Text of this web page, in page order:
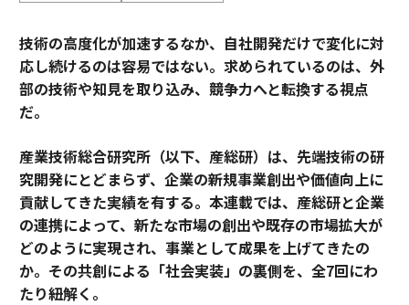
技術の高度化が加速するなか、自社開発だけで変化に対
応し続けるのは容易ではない。求められているのは、外
部の技術や知見を取り込み、競争力へと転換する視点
だ。
産業技術総合研究所（以下、産総研）は、先端技術の研
究開発にとどまらず、企業の新規事業創出や価値向上に
貢献してきた実績を有する。本連載では、産総研と企業
の連携によって、新たな市場の創出や既存の市場拡大が
どのように実現され、事業として成果を上げてきたの
か。その共創による「社会実装」の裏側を、全7回にわ
たり紐解く。